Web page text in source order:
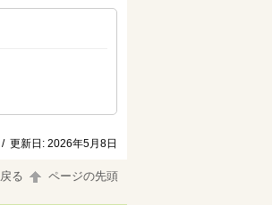
/ 更新日: 2026年5月8日
戻る ページの先頭